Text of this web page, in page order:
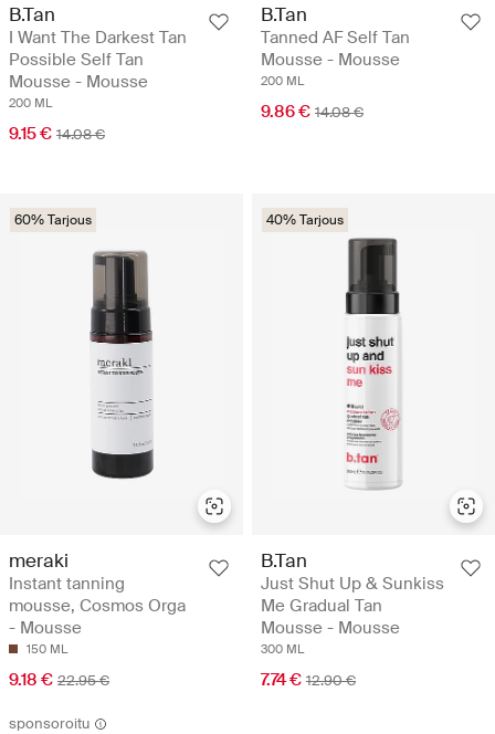
B.Tan
I Want The Darkest Tan
Possible Self Tan
Mousse - Mousse
200 ML
9.15 € 14.08 €
B.Tan
Tanned AF Self Tan
Mousse - Mousse
200 ML
9.86 € 14.08 €
60% Tarjous
meraki
Instant tanning
mousse, Cosmos Orga
- Mousse
150 ML
9.18 € 22.95 €
40% Tarjous
B.Tan
Just Shut Up & Sunkiss
Me Gradual Tan
Mousse - Mousse
300 ML
7.74 € 12.90 €
sponsoroitu